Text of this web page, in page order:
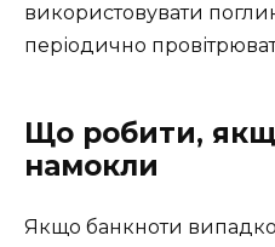
використовувати
періодично
Що робити,
намокли
Якщо банкноти